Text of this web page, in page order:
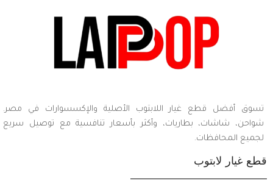
تسوق أفضل قطع غيار اللابتوب الأصلية والإكسسوارات في مصر.
شواحن، شاشات، بطاريات، وأكثر بأسعار تنافسية مع توصيل سريع
لجميع المحافظات.
قطع غيار لابتوب